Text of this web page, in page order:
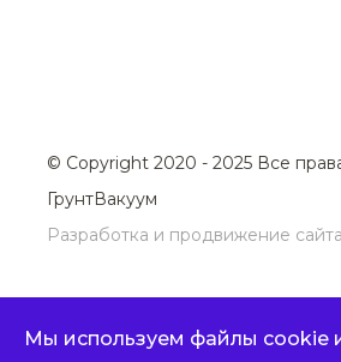
© Copyright 2020 - 2025 Все
ГрунтВакуум
Разработка и продвижение сайта
также вся информация о товарах и ценах,
Мы используем файлы cookie